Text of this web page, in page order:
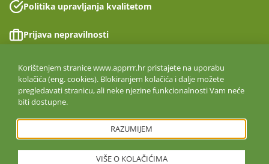
Politika upravljanja kvalitetom
Prijava nepravilnosti
Izjava o pristupačnosti
Politika informacijske sigurnosti
ISO 27001:2022
Copyright © 2026. Agencija za plaćanja u poljoprivredi, ribarstvu i
Korištenjem stranice www.apprrr.hr pristajete na uporabu
kolačića (eng. cookies). Blokiranjem kolačića i dalje možete
pregledavati stranicu, ali neke njezine funkcionalnosti Vam neće
biti dostupne.
RAZUMIJEM
VIŠE O KOLAČIĆIMA